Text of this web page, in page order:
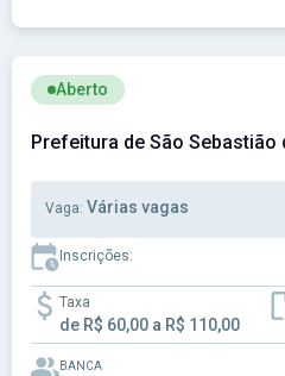
Ver concurso: Prefeitura de
Aberto
Prefeitura de São
Vaga: Várias vagas
Inscrições:
Taxa
de R$ 60,00 a R$ 110,00
BANCA